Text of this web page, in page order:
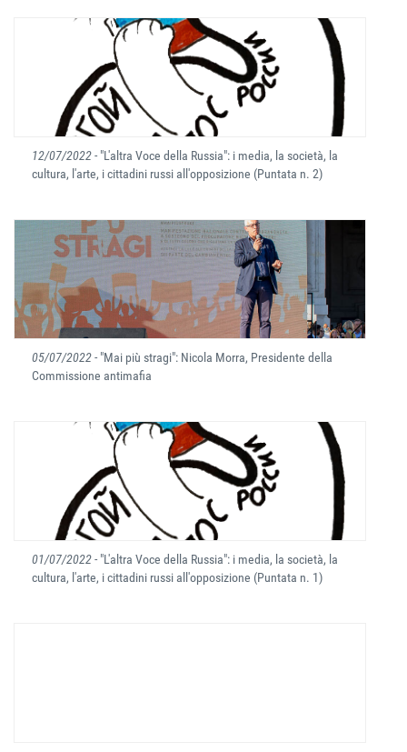
12/07/2022- "L'altra Voce della Russia": i media, la società, la
cultura, l'arte, i cittadini russi all'opposizione (Puntata n. 2)
05/07/2022- "Mai più stragi": Nicola Morra, Presidente della
Commissione antimafia
01/07/2022- "L'altra Voce della Russia": i media, la società, la
cultura, l'arte, i cittadini russi all'opposizione (Puntata n. 1)